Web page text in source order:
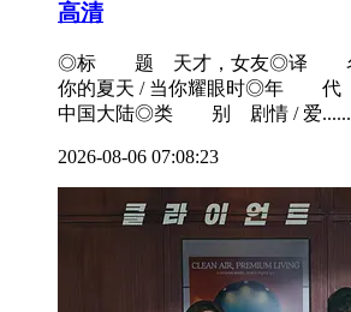
高清
◎标 题 天才，女友◎译 名
你的夏天 / 当你耀眼时◎年
中国大陆◎类 别 剧情 / 爱......
2026-08-06 07:08:23